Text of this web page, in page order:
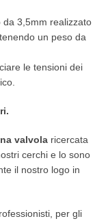
da 3,5mm realizzato
un peso da
le tensioni dei
valvola ricercata
cerchi e lo sono
il nostro logo in
per gli